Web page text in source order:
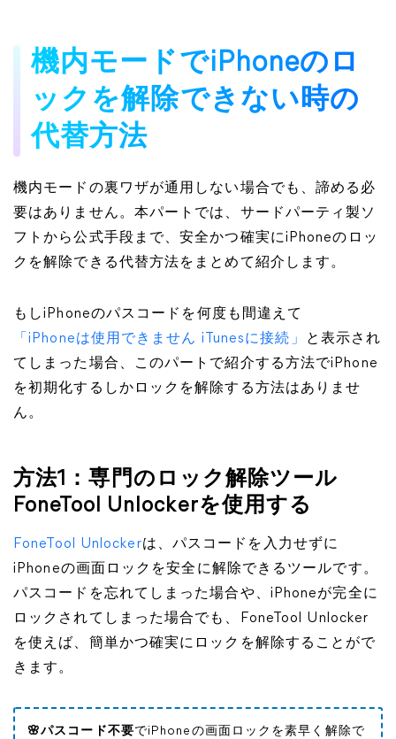
機内モードでiPhoneのロ
ックを解除できない時の
代替方法
機内モードの裏ワザが通用しない場合でも、諦める必
要はありません。本パートでは、サードパーティ製ソ
フトから公式手段まで、安全かつ確実にiPhoneのロッ
クを解除できる代替方法をまとめて紹介します。
もしiPhoneのパスコードを何度も間違えて
「iPhoneは使用できません iTunesに接続」
と表示され
てしまった場合、このパートで紹介する方法でiPhone
を初期化するしかロックを解除する方法はありませ
ん。
方法1：専門のロック解除ツール
FoneTool Unlockerを使用する
FoneTool Unlockerは、パスコードを入力せずに
iPhoneの画面ロックを安全に解除できるツールです。
パスコードを忘れてしまった場合や、iPhoneが完全に
ロックされてしまった場合でも、FoneTool Unlocker
を使えば、簡単かつ確実にロックを解除することがで
きます。
🌸パスコード不要でiPhoneの画面ロックを素早く解除で